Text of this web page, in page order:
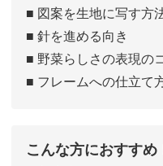
■ 図案を生地に写す方
■ 針を進める向き
■ 野菜らしさの表現の
■ フレームへの仕立て
こんな方におすすめ